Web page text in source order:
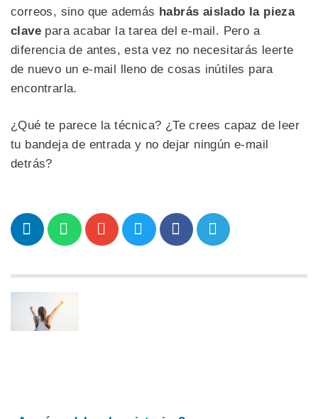
correos, sino que además habrás aislado la pieza
clave para acabar la tarea del e-mail. Pero a
diferencia de antes, esta vez no necesitarás leerte
de nuevo un e-mail lleno de cosas inútiles para
encontrarla.
¿Qué te parece la técnica? ¿Te crees capaz de leer
tu bandeja de entrada y no dejar ningún e-mail
detrás?